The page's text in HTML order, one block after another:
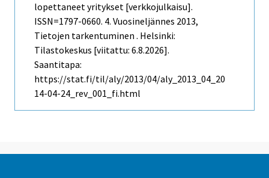
lopettaneet yritykset [verkkojulkaisu].
ISSN=1797-0660. 4. Vuosineljännes 2013,
Tietojen tarkentuminen . Helsinki:
Tilastokeskus [viitattu: 6.8.2026].
Saantitapa:
https://stat.fi/til/aly/2013/04/aly_2013_04_20
14-04-24_rev_001_fi.html